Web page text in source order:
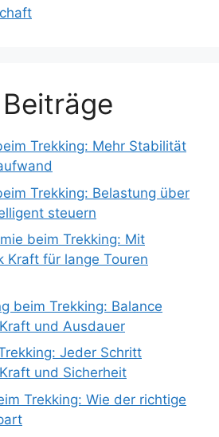
Trekking: Mehr Stabilität
Trekking: Belastung über
steuern
beim Trekking: Mit
Kraft für lange Touren
beim Trekking: Balance
und Ausdauer
Jeder Schritt
und Sicherheit
Trekking: Wie der richtige